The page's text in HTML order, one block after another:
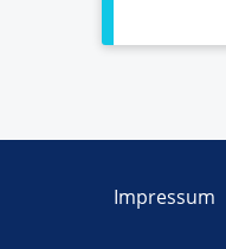
Impressum